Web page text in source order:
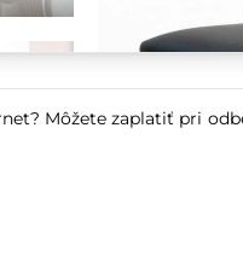
Môžete zaplatiť pri